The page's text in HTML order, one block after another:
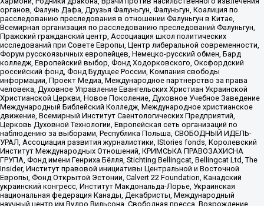
органов, Фалунь Дафа, Друзья Фалуньгун, Фалуньгун, Коалиция по
расследованию преследования в отношении Фалуньгун в Китае,
Всемирная организация по расследованию преследований Фалуньгун,
Пражский гражданский центр, Ассоциация школ политических
исследований при Совете Европы, Центр либеральной современности,
Форум русскоязычных европейцев, Немецко-русский обмен, Бард
колледж, Европейский выбор, Фонд Ходорковского, Оксфордский
российский фонд, Фонд Будущее России, Компания свободы
информации, Проект Медиа, Международное партнерство за права
человека, Духовное Управление Евангельских Христиан Украинской
Христианской Церкви, Новое Поколение, Духовное Учебное Заведение
Международный Библейский Колледж, Международное христианское
движение, Всемирный Институт Саентологических Предприятий,
Церковь Духовной Технологии, Европейская сеть организаций по
наблюдению за выборами, Республика Польша, СВОБОДНЫЙ ИДЕЛЬ-
УРАЛ, Ассоциация развития журналистики, IStories fonds, Королевский
Институт Международных Отношений, КРИМСЬКА ПРАВОЗАХИСНА
ГРУПА, Фонд имени Генриха Бёлля, Stichting Bellingcat, Bellingcat Ltd, The
Insider, Институт правовой инициативы Центральной и Восточной
Европы, Фонд Открытой Эстонии, Calvert 22 Foundation, Канадский
украинский конгресс, Институт Макдональда-Лорье, Украинская
национальная федерация Канады, Декабристы, Международный
научный центр им Вудро Вильсона, Свободная пресса, Возрождение,